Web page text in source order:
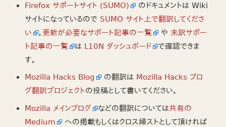
Firefox サポートサイト (SUMO)
のドキュメントは Wiki
サイトになっているので SUMO サイト上で翻訳してくださ
い
。 更新が必要なサポート記事の一覧 や 未訳サポー
ト記事の一覧
は L10N ダッシュボード
で確認できま
す。
Mozilla Hacks Blog
の翻訳は Mozilla Hacks ブロ
グ翻訳プロジェクトの投稿として書いてください。
Mozilla メインブログ
などの翻訳については共有の
Medium
への掲載もしくはクロス婦ストとして頂ければ